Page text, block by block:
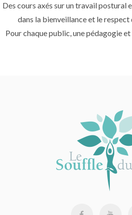
Des cours axés sur un travail postural
dans la bienveillance et le respect
Pour chaque public, une pédagogie